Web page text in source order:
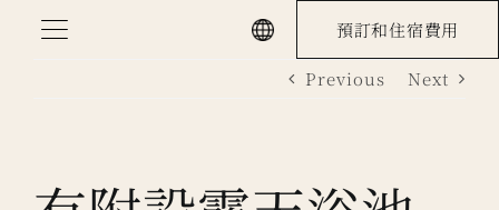
預訂和住宿費用
Previous Next